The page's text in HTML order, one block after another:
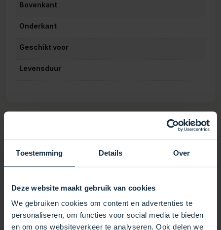
Toestemming Details Over
Deze website maakt gebruik van cookies
We gebruiken cookies om content en advertenties te
personaliseren, om functies voor social media te bieden
en om ons websiteverkeer te analyseren. Ook delen we
Bovenkant
Onderkant
Geschikt voor
Levensduur
Die Filterkartusche SC701 dient zur effektiven
sauber und klar. Dieser Filter hat einen
Außendurchmesser von 132 mm und eine Länge von
250 mm und gewährleistet so eine perfekte Passform
und einen effizienten Betrieb in Ihrem Spa-System. Die